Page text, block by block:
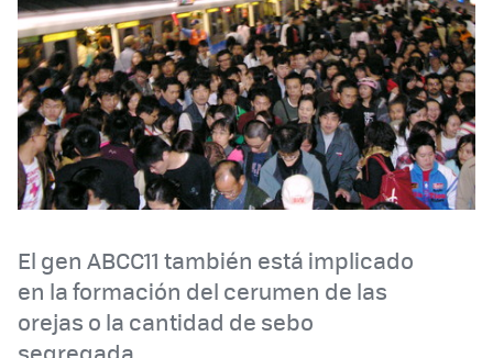
El gen ABCC11 también está implicado
en la formación del cerumen de las
orejas o la cantidad de sebo